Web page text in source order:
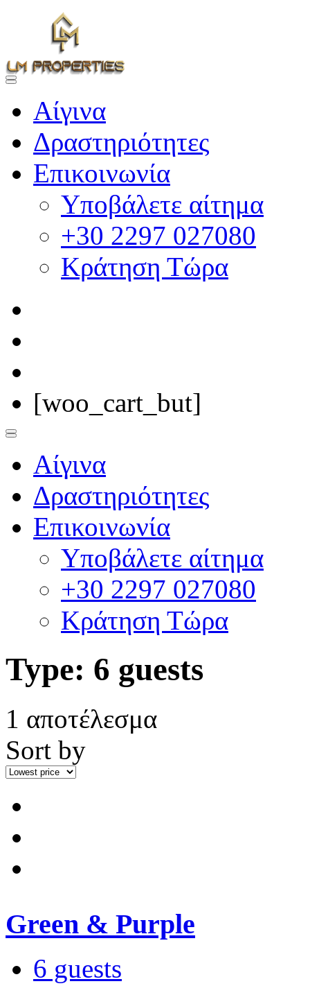
Αίγινα
Δραστηριότητες
Επικοινωνία
Υποβάλετε αίτημα
+30 2297 027080
Κράτηση Τώρα
[woo_cart_but]
Αίγινα
Δραστηριότητες
Επικοινωνία
Υποβάλετε αίτημα
+30 2297 027080
Κράτηση Τώρα
Type: 6 guests
1 αποτέλεσμα
Sort by
Green & Purple
6 guests